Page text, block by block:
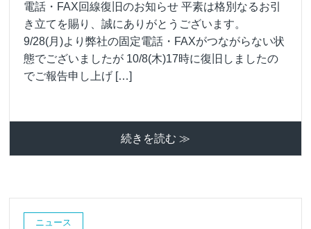
電話・FAX回線復旧のお知らせ 平素は格別なるお引
き立てを賜り、誠にありがとうございます。
9/28(月)より弊社の固定電話・FAXがつながらない状
態でございましたが 10/8(木)17時に復旧しましたの
でご報告申し上げ […]
続きを読む ≫
ニュース